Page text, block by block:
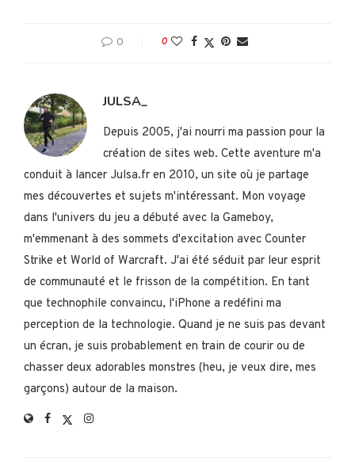
0 0
JULSA_
Depuis 2005, j'ai nourri ma passion pour la
création de sites web. Cette aventure m'a
conduit à lancer Julsa.fr en 2010, un site où je partage
mes découvertes et sujets m'intéressant. Mon voyage
dans l'univers du jeu a débuté avec la Gameboy,
m'emmenant à des sommets d'excitation avec Counter
Strike et World of Warcraft. J'ai été séduit par leur esprit
de communauté et le frisson de la compétition. En tant
que technophile convaincu, l'iPhone a redéfini ma
perception de la technologie. Quand je ne suis pas devant
un écran, je suis probablement en train de courir ou de
chasser deux adorables monstres (heu, je veux dire, mes
garçons) autour de la maison.